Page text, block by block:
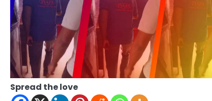
Spread the love